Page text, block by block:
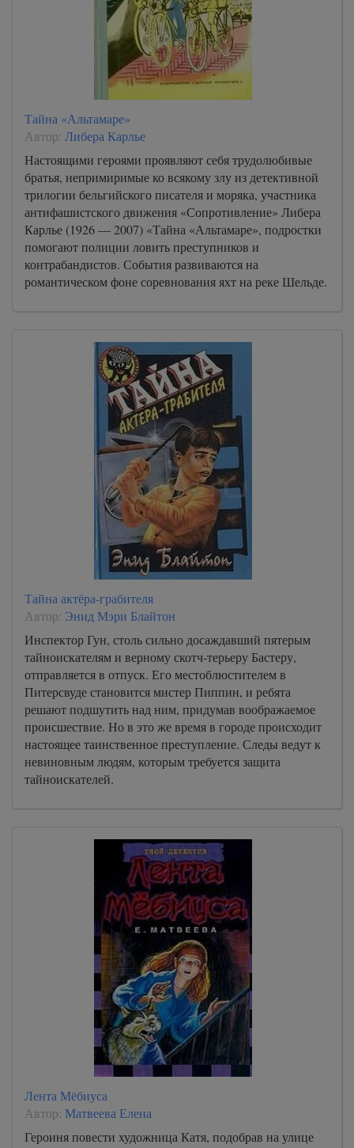
Тайна «Альтамаре»
Автор: Либера Карлье
Настоящими героями проявляют себя трудолюбивые
братья, непримиримые ко всякому злу из детективной
трилогии бельгийского писателя и моряка, участника
антифашистского движения «Сопротивление» Либера
Карлье (1926 — 2007) «Тайна «Альтамаре», подростки
помогают полиции ловить преступников и
контрабандистов. События развиваются на
романтическом фоне соревнования яхт на реке Шельде.
Тайна актёра-грабителя
Автор: Энид Мэри Блайтон
Инспектор Гун, столь сильно досаждавший пятерым
тайноискателям и верному скотч-терьеру Бастеру,
отправляется в отпуск. Его местоблюстителем в
Питерсвуде становится мистер Пиппин, и ребята
решают подшутить над ним, придумав воображаемое
происшествие. Но в это же время в городе происходит
настоящее таинственное преступление. Следы ведут к
невиновным людям, которым требуется защита
тайноискателей.
Лента Мёбиуса
Автор: Матвеева Елена
Героиня повести художница Катя, подобрав на улице